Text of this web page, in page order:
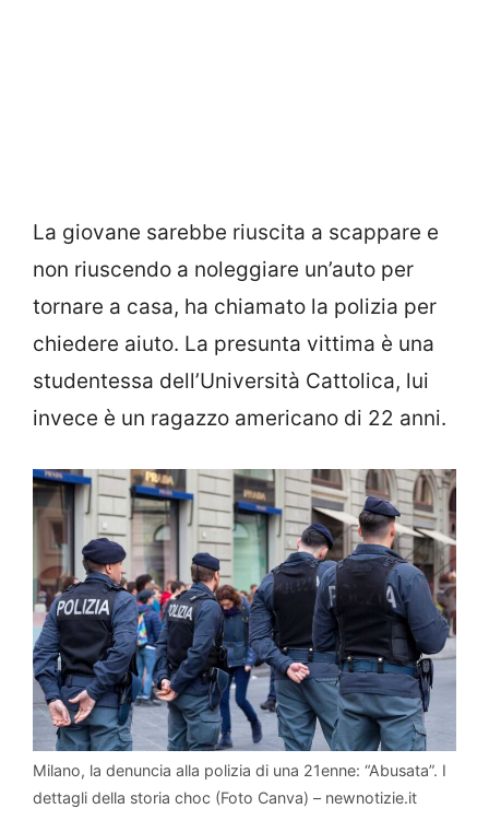
La giovane sarebbe riuscita a scappare e
non riuscendo a noleggiare un’auto per
tornare a casa, ha chiamato la polizia per
chiedere aiuto. La presunta vittima è una
studentessa dell’Università Cattolica, lui
invece è un ragazzo americano di 22 anni.
Milano, la denuncia alla polizia di una 21enne: “Abusata”. I
dettagli della storia choc (Foto Canva) – newnotizie.it